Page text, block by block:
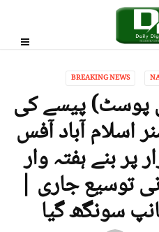
BREAKING NEWS
پوسٹ) پیسے کی
آباد آفس
پر بنے ہفتہ وار
توسیع جاری |
سونگھ گیا